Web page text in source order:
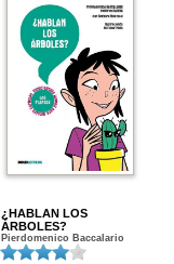
¿HABLAN LOS
ÁRBOLES?
Pierdomenico Baccalario